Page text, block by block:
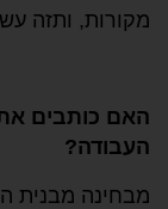
מקורות, ותזה עשויה
האם כותבים
העבודה?
מבחינה מבנית